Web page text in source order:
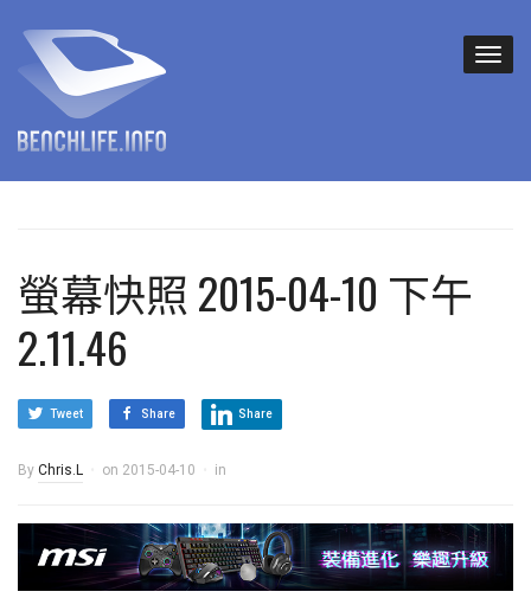
螢幕快照 2015-04-10 下午
2.11.46
Tweet Share Share
By Chris.L on 2015-04-10 in